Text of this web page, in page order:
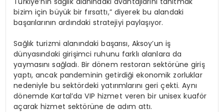
bizim için büyük bir fırsattı,” diyerek bu alandaki
başarılarının ardındaki stratejiyi paylaşıyor.
Sağlık turizmi alanındaki başarısı, Aksoy’un iş
dünyasındaki girişimci ruhunu farklı alanlara da
yaymasını sağladı. Bir dönem restoran sektörüne giriş
yaptı, ancak pandeminin getirdiği ekonomik zorluklar
nedeniyle bu sektördeki yatırımlarını geri çekti. Aynı
dönemde Kartal’da VIP hizmet veren bir unisex kuaför
açarak hizmet sektörüne de adım attı.